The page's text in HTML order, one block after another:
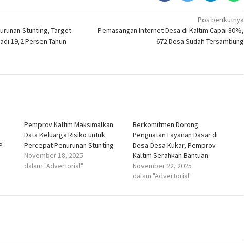
Stunting, Target
19,2 Persen Tahun
Pos berikutnya
Pemasangan Internet Desa di Kaltim Capai 80%,
672 Desa Sudah Tersambung
Pemprov Kaltim Maksimalkan
Data Keluarga Risiko untuk
Percepat Penurunan Stunting
November 18, 2025
dalam "Advertorial"
Berkomitmen Dorong
Penguatan Layanan Dasar di
Desa-Desa Kukar, Pemprov
Kaltim Serahkan Bantuan
November 22, 2025
dalam "Advertorial"